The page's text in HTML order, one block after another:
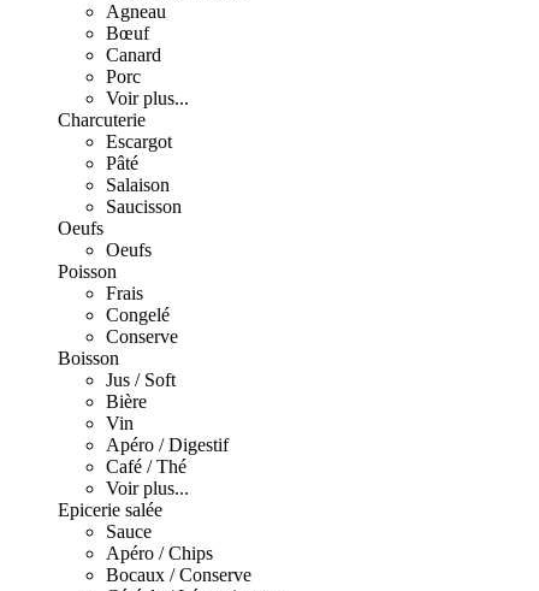
Agneau
Bœuf
Canard
Porc
Voir plus...
Charcuterie
Escargot
Pâté
Salaison
Saucisson
Oeufs
Oeufs
Poisson
Frais
Congelé
Conserve
Boisson
Jus / Soft
Bière
Vin
Apéro / Digestif
Café / Thé
Voir plus...
Epicerie salée
Sauce
Apéro / Chips
Bocaux / Conserve